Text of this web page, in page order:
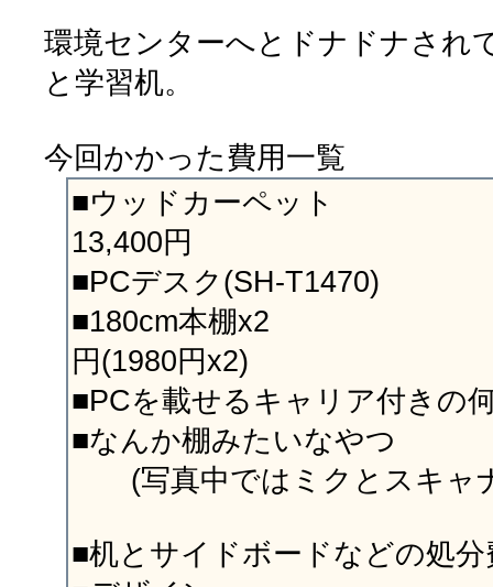
環境センターへとドナドナされ
と学習机。
今回かかった費用一覧
■ウッドカー
13,400円
■PCデスク(SH-
■180cm本棚
円(1980円x2)
■PCを載せるキャリア付き
■なんか棚みたいな
(写真中ではミクとスキャ
■机とサイドボードなどの